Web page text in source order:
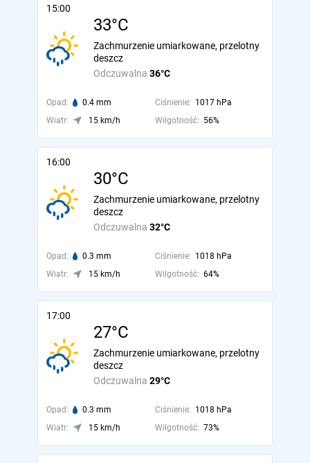
15:00
33°C
Odczuwalna 36°C
Zachmurzenie umiarkowane, przelotny
deszcz
Opad: 0.4 mm Ciśnienie: 1017 hPa
Wiatr:
15 km/h Wilgotność: 56%
16:00
30°C
Odczuwalna 32°C
Zachmurzenie umiarkowane, przelotny
deszcz
Opad: 0.3 mm Ciśnienie: 1018 hPa
Wiatr:
15 km/h Wilgotność: 64%
17:00
27°C
Odczuwalna 29°C
Zachmurzenie umiarkowane, przelotny
deszcz
Opad: 0.3 mm Ciśnienie: 1018 hPa
Wiatr:
15 km/h Wilgotność: 73%